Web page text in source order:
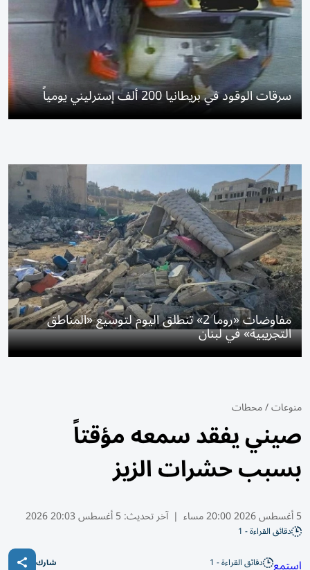
سرقات الوقود في بريطانيا 200 ألف إسترليني يومياً
مفاوضات «روما 2» تنطلق اليوم لتوسيع «المناطق
التجريبية» في لبنان
منوعات/محطات
صيني يفقد سمعه مؤقتاً
بسبب حشرات الزيز
5 أغسطس 2026 20:00 مساء | آخر تحديث:5 أغسطس 20:03 2026
دقائق القراءة - 1
دقائق القراءة - 1 شارك